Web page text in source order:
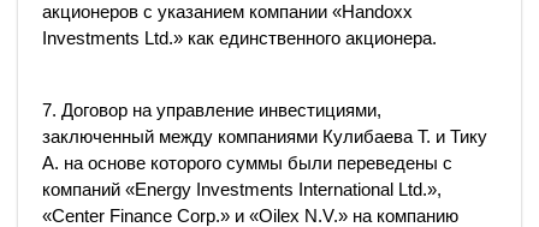
акционеров с указанием компании «Handoxx
Investments Ltd.» как единственного акционера.
7. Договор на управление инвестициями,
заключенный между компаниями Кулибаева Т. и Тику
А. на основе которого суммы были переведены с
компаний «Energy Investments International Ltd.»,
«Center Finance Corp.» и «Oilex N.V.» на компанию